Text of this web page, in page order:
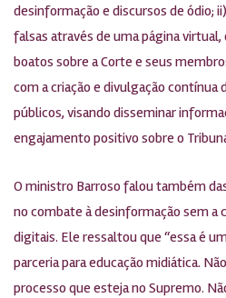
desinformação e discursos de ódio;
falsas através de uma página
boatos sobre a Corte e seus
com a criação e divulgação
públicos, visando disseminar
engajamento positivo sobre o
O ministro Barroso falou também
no combate à desinformação sem a
digitais. Ele ressaltou que “essa é
parceria para educação midiática.
processo que esteja no Supremo.